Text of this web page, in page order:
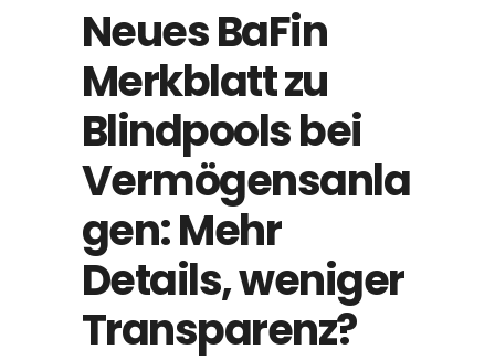
Neues BaFin
Merkblatt zu
Blindpools bei
Vermögensanla
gen: Mehr
Details, weniger
Transparenz?